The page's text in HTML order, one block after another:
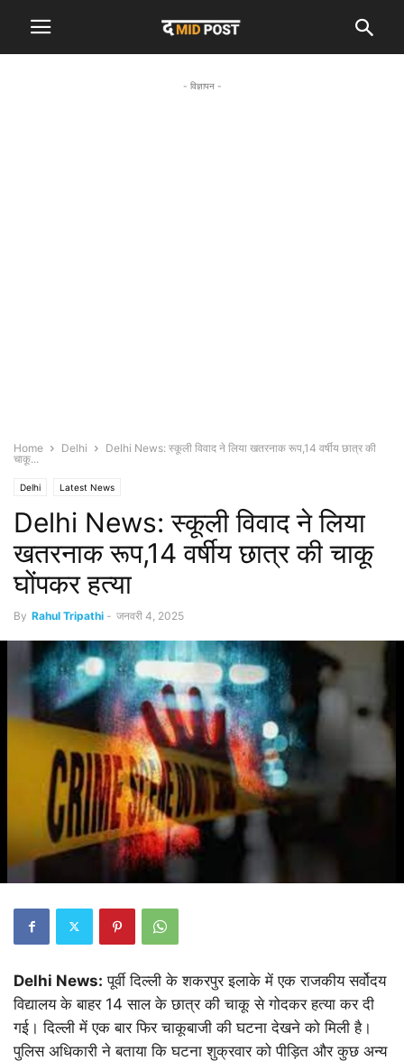
- विज्ञापन -
Home Delhi
Delhi News: स्कूली विवाद ने लिया खतरनाक रूप,14 वर्षीय छात्र की
चाकू...
Delhi Latest News
Delhi News: स्कूली विवाद ने लिया
खतरनाक रूप,14 वर्षीय छात्र की चाकू
घोंपकर हत्या
By Rahul Tripathi - जनवरी 4, 2025
Delhi News: पूर्वी दिल्ली के शकरपुर इलाके में एक राजकीय सर्वोदय
विद्यालय के बाहर 14 साल के छात्र की चाकू से गोदकर हत्या कर दी
गई। दिल्ली में एक बार फिर चाकूबाजी की घटना देखने को मिली है।
पुलिस अधिकारी ने बताया कि घटना शुक्रवार को पीड़ित और कुछ अन्य